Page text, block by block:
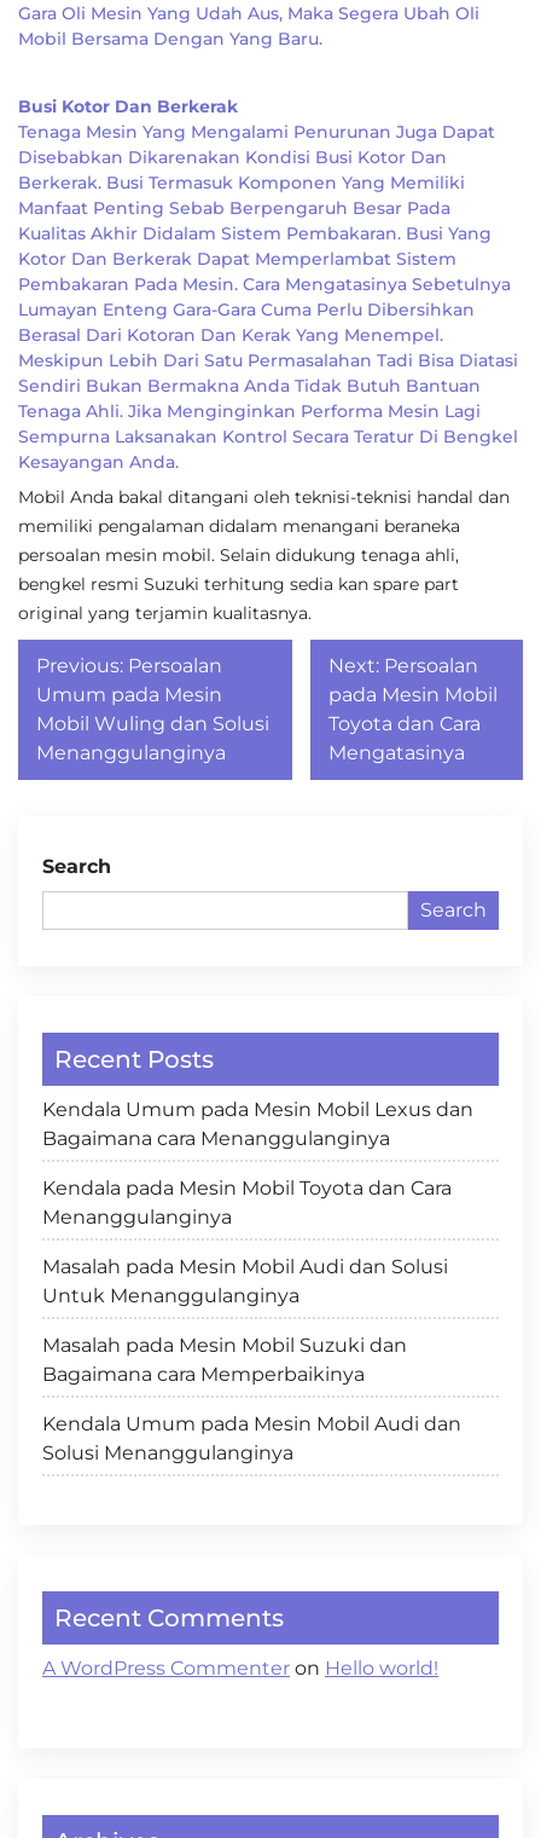
Gara Oli Mesin Yang Udah Aus, Maka Segera Ubah Oli
Mobil Bersama Dengan Yang Baru.
Busi Kotor Dan Berkerak
Tenaga Mesin Yang Mengalami Penurunan Juga Dapat
Disebabkan Dikarenakan Kondisi Busi Kotor Dan
Berkerak. Busi Termasuk Komponen Yang Memiliki
Manfaat Penting Sebab Berpengaruh Besar Pada
Kualitas Akhir Didalam Sistem Pembakaran. Busi Yang
Kotor Dan Berkerak Dapat Memperlambat Sistem
Pembakaran Pada Mesin. Cara Mengatasinya Sebetulnya
Lumayan Enteng Gara-Gara Cuma Perlu Dibersihkan
Berasal Dari Kotoran Dan Kerak Yang Menempel.
Meskipun Lebih Dari Satu Permasalahan Tadi Bisa Diatasi
Sendiri Bukan Bermakna Anda Tidak Butuh Bantuan
Tenaga Ahli. Jika Menginginkan Performa Mesin Lagi
Sempurna Laksanakan Kontrol Secara Teratur Di Bengkel
Kesayangan Anda.
Mobil Anda bakal ditangani oleh teknisi-teknisi handal dan
memiliki pengalaman didalam menangani beraneka
persoalan mesin mobil. Selain didukung tenaga ahli,
bengkel resmi Suzuki terhitung sedia kan spare part
original yang terjamin kualitasnya.
Post
navigation
Previous: Persoalan
Umum pada Mesin
Mobil Wuling dan Solusi
Menanggulanginya
Next: Persoalan
pada Mesin Mobil
Toyota dan Cara
Mengatasinya
Search
Search
Recent Posts
Kendala Umum pada Mesin Mobil Lexus dan
Bagaimana cara Menanggulanginya
Kendala pada Mesin Mobil Toyota dan Cara
Menanggulanginya
Masalah pada Mesin Mobil Audi dan Solusi
Untuk Menanggulanginya
Masalah pada Mesin Mobil Suzuki dan
Bagaimana cara Memperbaikinya
Kendala Umum pada Mesin Mobil Audi dan
Solusi Menanggulanginya
Recent Comments
A WordPress Commenter on Hello world!